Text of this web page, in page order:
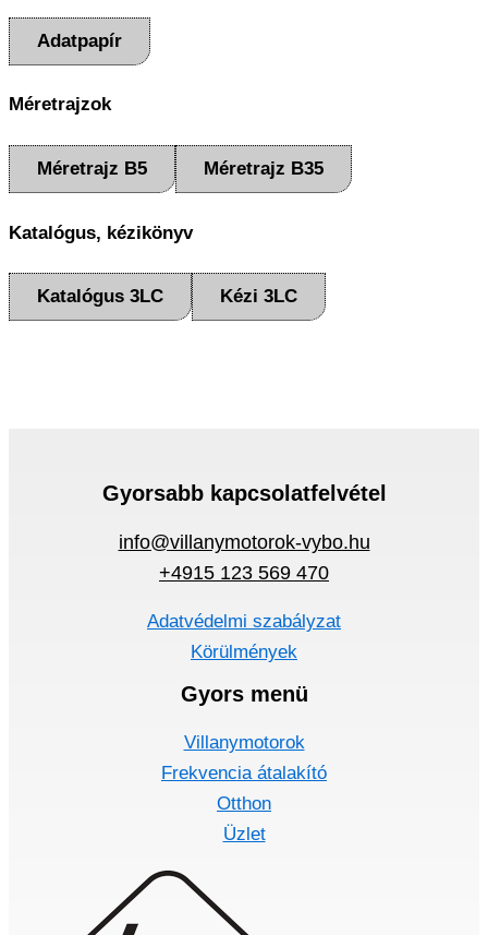
Adatpapír
Méretrajzok
Méretrajz B5 Méretrajz B35
Katalógus, kézikönyv
Katalógus 3LC Kézi 3LC
Gyorsabb kapcsolatfelvétel
info@villanymotorok-vybo.hu
+4915 123 569 470
Adatvédelmi szabályzat
Körülmények
Gyors menü
Villanymotorok
Frekvencia átalakító
Otthon
Üzlet